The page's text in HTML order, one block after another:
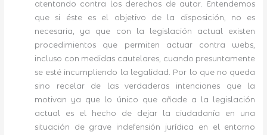
atentando contra los derechos de autor. Entendemos
que si éste es el objetivo de la disposición, no es
necesaria, ya que con la legislación actual existen
procedimientos que permiten actuar contra webs,
incluso con medidas cautelares, cuando presuntamente
se esté incumpliendo la legalidad. Por lo que no queda
sino recelar de las verdaderas intenciones que la
motivan ya que lo único que añade a la legislación
actual es el hecho de dejar la ciudadanía en una
situación de grave indefensión jurídica en el entorno